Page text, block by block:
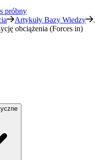
próbny
Artykuły Bazy Wiedzy
obciążenia (Forces in)